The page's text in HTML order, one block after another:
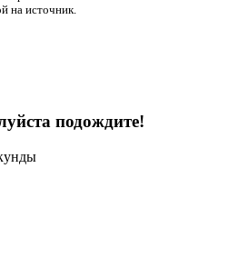
на источник.
подождите!